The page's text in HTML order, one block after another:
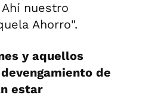
Ahí nuestro
Ahorro".
y aquellos
de
estar